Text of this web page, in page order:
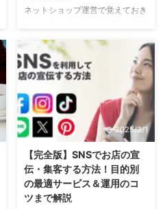
ネットショップ運営で覚えておき
一覧と、広告の効果がよくわかる
基礎知識について解説します。
こんな方に読んでほしい記事で
す。 はじめてインターネット広
告を利用する方。 どの広告を利
用すればよいか悩んでいる方。
広告を出した場合の効果について
知りたい方。 はじめに ３０秒で
わかる広告費用対効果の基礎知識
はじめに、あなたのお店や商品に
合う広告を選ぶための基礎知識と
して、いろいろな広告の効果につ
いて違いなどを解説します。 広
2025/3/1
【完全版】SNSでお店の宣
伝・集客する方法！目的別
の最適サービス＆運用のコ
ツまで解説